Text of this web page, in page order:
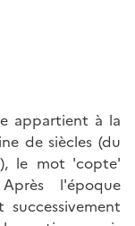
appartient à la
de siècles (du
le mot 'copte'
l'époque